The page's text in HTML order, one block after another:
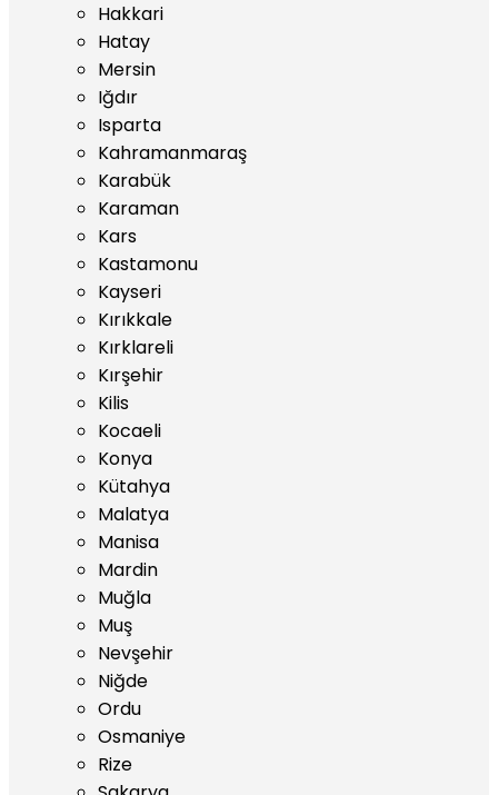
Hakkari
Hatay
Mersin
Iğdır
Isparta
Kahramanmaraş
Karabük
Karaman
Kars
Kastamonu
Kayseri
Kırıkkale
Kırklareli
Kırşehir
Kilis
Kocaeli
Konya
Kütahya
Malatya
Manisa
Mardin
Muğla
Muş
Nevşehir
Niğde
Ordu
Osmaniye
Rize